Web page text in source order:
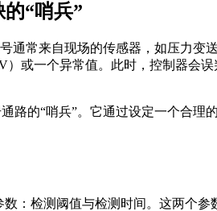
“哨兵”
通常来自现场的传感器，如压力
或一个异常值。此时，控制器会
路的“哨兵”。它通过设定一个合
：检测阈值与检测时间。这两个参